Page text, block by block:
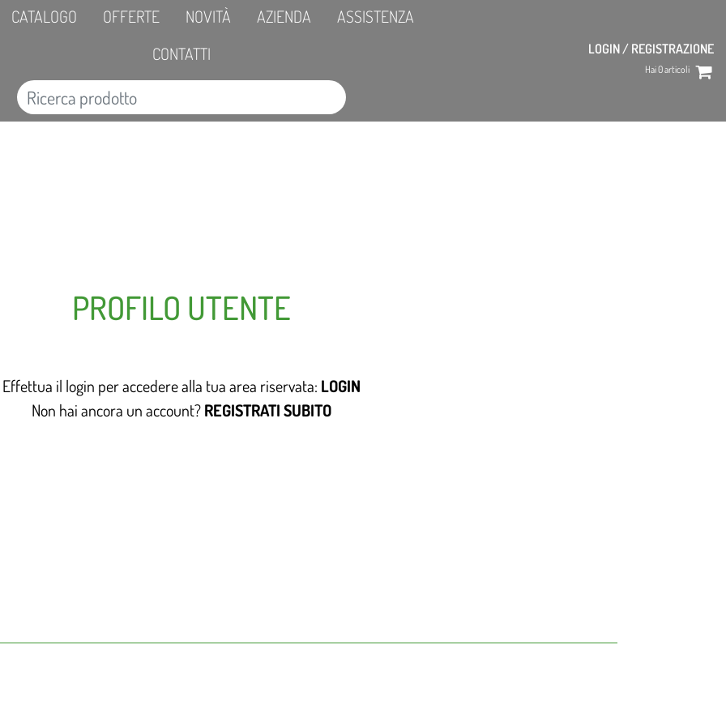
CATALOGO OFFERTE NOVITÀ AZIENDA
ASSISTENZA
CONTATTI
LOGIN / REGISTRAZIONE
Hai0articoli
PROFILO UTENTE
Effettua il login per accedere alla tua area riservata: LOGIN
Non hai ancora un account?REGISTRATI SUBITO